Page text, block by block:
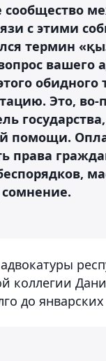
с этими
термин
вашего
обидного
Это, во-
помощи.
права
коллегии
до